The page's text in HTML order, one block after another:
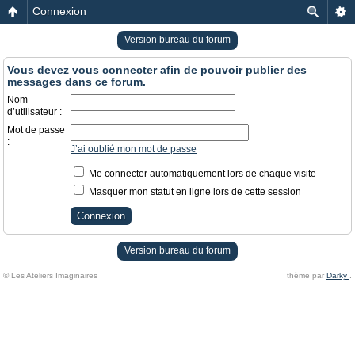
Connexion
Version bureau du forum
Vous devez vous connecter afin de pouvoir publier des
messages dans ce forum.
Nom
d’utilisateur :
Mot de passe
:
J’ai oublié mon mot de passe
Me connecter automatiquement lors de chaque visite
Masquer mon statut en ligne lors de cette session
Version bureau du forum
© Les Ateliers Imaginaires thème par Darky